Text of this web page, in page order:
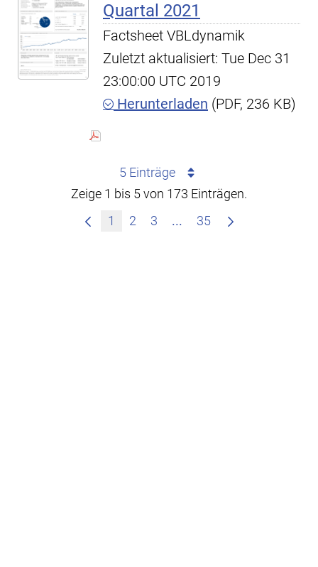
Quartal 2021
Factsheet VBLdynamik
Zuletzt aktualisiert: Tue Dec 31
23:00:00 UTC 2019
Herunterladen (PDF, 236 KB)
5 Einträge
Zeige 1 bis 5 von 173 Einträgen.
1
2 3 ... Zwischenseiten
35